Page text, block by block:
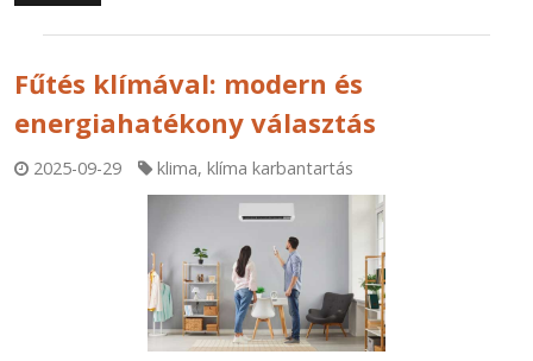
Fűtés klímával: modern és
energiahatékony választás
2025-09-29 klima,klíma karbantartás